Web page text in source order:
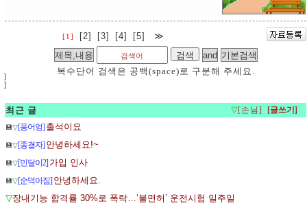
[1] [2] [3] [4] [5] ≫
복수단어 검색은 공백(space)로 구분해 주세요.
]
]
최근 글 ▽[손님]
💾▽[풍어엉] 출석이요
💾▽[종결자] 안녕하세요!~
💾▽[민달이2] 가입 인사
💾▽[순덕아짐] 안녕하세요.
▽장내기능 합격률 30%로 폭락…‘불면허’ 운전시험 일주일